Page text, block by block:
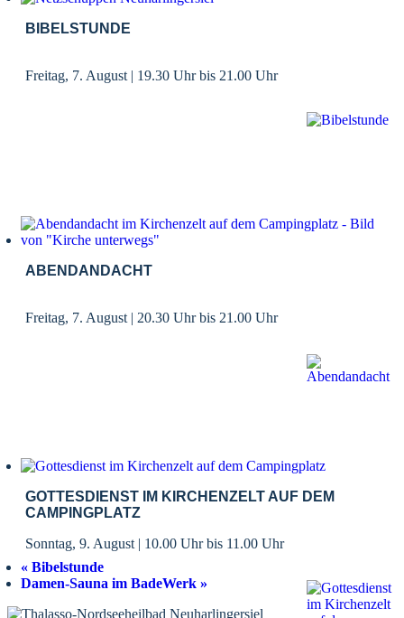
BIBELSTUNDE
Freitag, 7. August | 19.30 Uhrbis 21.00 Uhr
ABENDANDACHT
Freitag, 7. August | 20.30 Uhrbis 21.00 Uhr
GOTTESDIENST IM KIRCHENZELT AUF DEM
CAMPINGPLATZ
Sonntag, 9. August | 10.00 Uhrbis 11.00 Uhr
« Bibelstunde
Damen-Sauna im BadeWerk »